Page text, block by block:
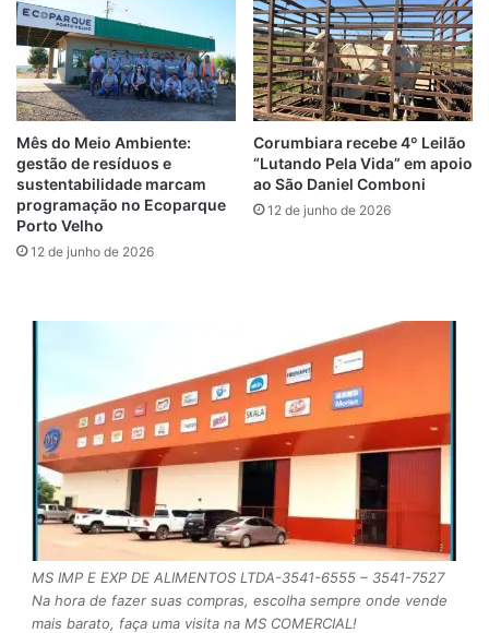
Mês do Meio Ambiente:
gestão de resíduos e
sustentabilidade marcam
programação no Ecoparque
Porto Velho
12 de junho de 2026
Corumbiara recebe 4º Leilão
“Lutando Pela Vida” em apoio
ao São Daniel Comboni
12 de junho de 2026
MS IMP E EXP DE ALIMENTOS LTDA-3541-6555 – 3541-7527
Na hora de fazer suas compras, escolha sempre onde vende
mais barato, faça uma visita na MS COMERCIAL!